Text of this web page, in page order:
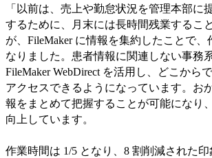
「以前は、売上や勤怠状況を管理本部に
するために、月末には長時間残業するこ
が、FileMaker に情報を集約したことで、
なりました。患者情報に関連しない事務
FileMaker WebDirect を活用し、どこから
アクセスできるようになっています。お
報をまとめて把握することが可能になり
向上しています。
作業時間は 1/5 となり、8 割削減された